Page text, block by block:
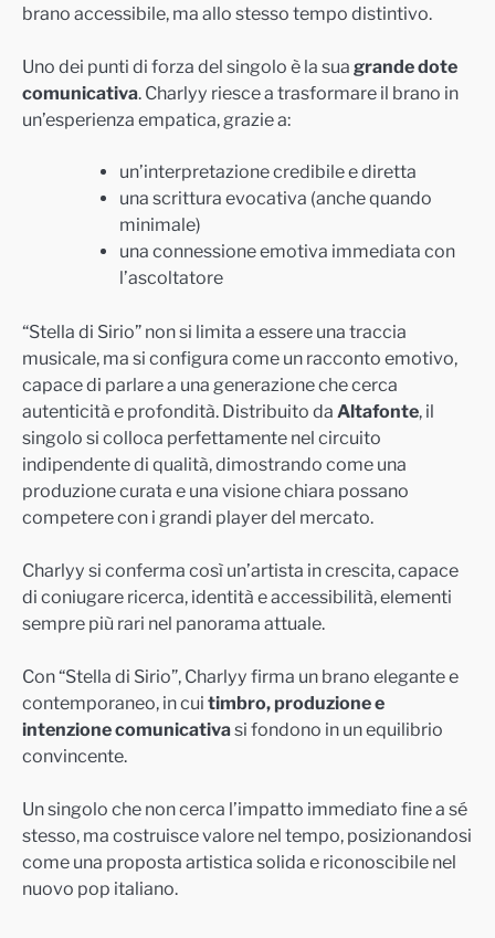
brano accessibile, ma allo stesso tempo distintivo.
Uno dei punti di forza del singolo è la sua grande dote
comunicativa. Charlyy riesce a trasformare il brano in
un’esperienza empatica, grazie a:
un’interpretazione credibile e diretta
una scrittura evocativa (anche quando
minimale)
una connessione emotiva immediata con
l’ascoltatore
“Stella di Sirio” non si limita a essere una traccia
musicale, ma si configura come un racconto emotivo,
capace di parlare a una generazione che cerca
autenticità e profondità. Distribuito da Altafonte, il
singolo si colloca perfettamente nel circuito
indipendente di qualità, dimostrando come una
produzione curata e una visione chiara possano
competere con i grandi player del mercato.
Charlyy si conferma così un’artista in crescita, capace
di coniugare ricerca, identità e accessibilità, elementi
sempre più rari nel panorama attuale.
Con “Stella di Sirio”, Charlyy firma un brano elegante e
contemporaneo, in cui timbro, produzione e
intenzione comunicativasi fondono in un equilibrio
convincente.
Un singolo che non cerca l’impatto immediato fine a sé
stesso, ma costruisce valore nel tempo, posizionandosi
come una proposta artistica solida e riconoscibile nel
nuovo pop italiano.